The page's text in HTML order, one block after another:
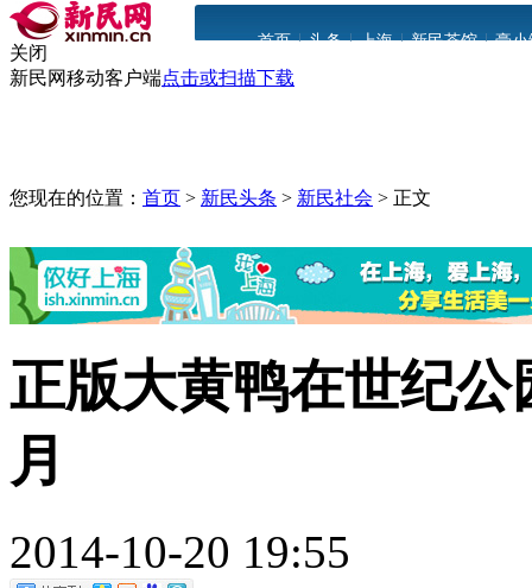
首页 | 头条 | 上海 | 新民茶馆 | 豪小
关闭
新民网移动客户端点击或扫描下载
您现在的位置： 首页 > 新民头条 > 新民社会 > 正文
正版大黄鸭在世纪公
月
2014-10-20 19:55